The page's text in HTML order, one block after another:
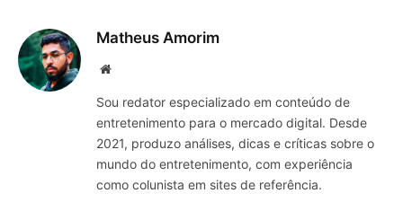
Matheus Amorim
Website
Sou redator especializado em conteúdo de
entretenimento para o mercado digital. Desde
2021, produzo análises, dicas e críticas sobre o
mundo do entretenimento, com experiência
como colunista em sites de referência.